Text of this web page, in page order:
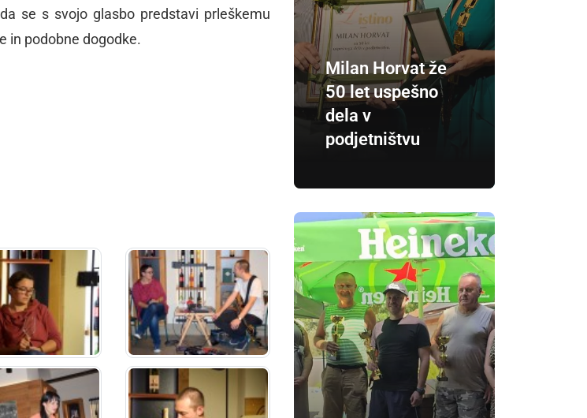
se s svojo glasbo predstavi prleškemu
in podobne dogodke.
Milan Horvat že
50 let uspešno
dela v
podjetništvu